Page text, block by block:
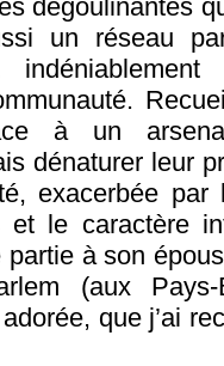
dégoulinantes
un réseau
à un
dénaturer leur
exacerbée par
et le caractère
à son
(aux
que j’ai